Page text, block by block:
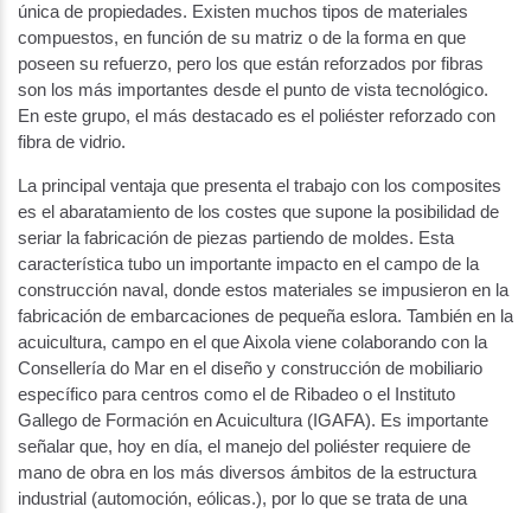
única de propiedades. Existen muchos tipos de materiales
compuestos, en función de su matriz o de la forma en que
poseen su refuerzo, pero los que están reforzados por fibras
son los más importantes desde el punto de vista tecnológico.
En este grupo, el más destacado es el poliéster reforzado con
fibra de vidrio.
La principal ventaja que presenta el trabajo con los composites
es el abaratamiento de los costes que supone la posibilidad de
seriar la fabricación de piezas partiendo de moldes. Esta
característica tubo un importante impacto en el campo de la
construcción naval, donde estos materiales se impusieron en la
fabricación de embarcaciones de pequeña eslora. También en la
acuicultura, campo en el que Aixola viene colaborando con la
Consellería do Mar en el diseño y construcción de mobiliario
específico para centros como el de Ribadeo o el Instituto
Gallego de Formación en Acuicultura (IGAFA). Es importante
señalar que, hoy en día, el manejo del poliéster requiere de
mano de obra en los más diversos ámbitos de la estructura
industrial (automoción, eólicas.), por lo que se trata de una